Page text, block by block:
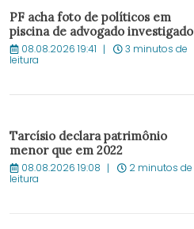
PF acha foto de políticos em
piscina de advogado investigado
08.08.2026 19:41 3 minutos de
leitura
Tarcísio declara patrimônio
menor que em 2022
08.08.2026 19:08 2 minutos de
leitura